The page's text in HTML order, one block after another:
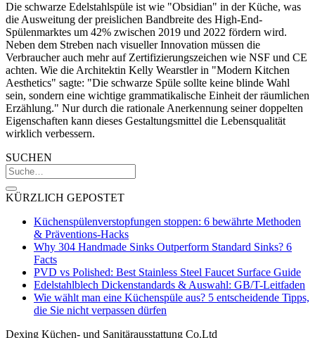
Die schwarze Edelstahlspüle ist wie "Obsidian" in der Küche, was
die Ausweitung der preislichen Bandbreite des High-End-
Spülenmarktes um 42% zwischen 2019 und 2022 fördern wird.
Neben dem Streben nach visueller Innovation müssen die
Verbraucher auch mehr auf Zertifizierungszeichen wie NSF und CE
achten. Wie die Architektin Kelly Wearstler in "Modern Kitchen
Aesthetics" sagte: "Die schwarze Spüle sollte keine blinde Wahl
sein, sondern eine wichtige grammatikalische Einheit der räumlichen
Erzählung." Nur durch die rationale Anerkennung seiner doppelten
Eigenschaften kann dieses Gestaltungsmittel die Lebensqualität
wirklich verbessern.
SUCHEN
KÜRZLICH GEPOSTET
Küchenspülenverstopfungen stoppen: 6 bewährte Methoden
& Präventions-Hacks
Why 304 Handmade Sinks Outperform Standard Sinks? 6
Facts
PVD vs Polished: Best Stainless Steel Faucet Surface Guide
Edelstahlblech Dickenstandards & Auswahl: GB/T-Leitfaden
Wie wählt man eine Küchenspüle aus? 5 entscheidende Tipps,
die Sie nicht verpassen dürfen
Dexing Küchen- und Sanitärausstattung Co.Ltd